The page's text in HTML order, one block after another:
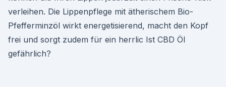
verleihen. Die Lippenpflege mit ätherischem Bio-
Pfefferminzöl wirkt energetisierend, macht den Kopf
frei und sorgt zudem für ein herrlic Ist CBD Öl
gefährlich?